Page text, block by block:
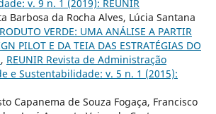
v. 9 n. 1 (2019): REUNIR
Barbosa da Rocha Alves, Lúcia Santana
VERDE: UMA ANÁLISE A PARTIR
PILOT E DA TEIA DAS ESTRATÉGIAS DO
, REUNIR Revista de Administração
e Sustentabilidade: v. 5 n. 1 (2015):
Capanema de Souza Fogaça, Francisco